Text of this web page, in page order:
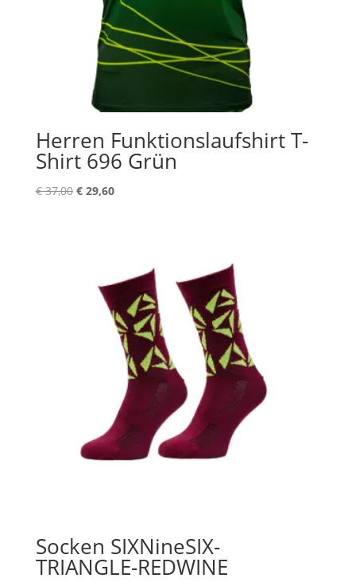
Herren Funktionslaufshirt T-
Shirt 696 Grün
€37,00 Ursprünglicher
€29,60Aktueller
Socken SIXNineSIX-
TRIANGLE-REDWINE